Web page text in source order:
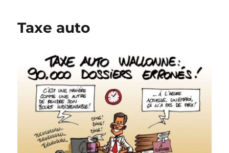
Taxe auto